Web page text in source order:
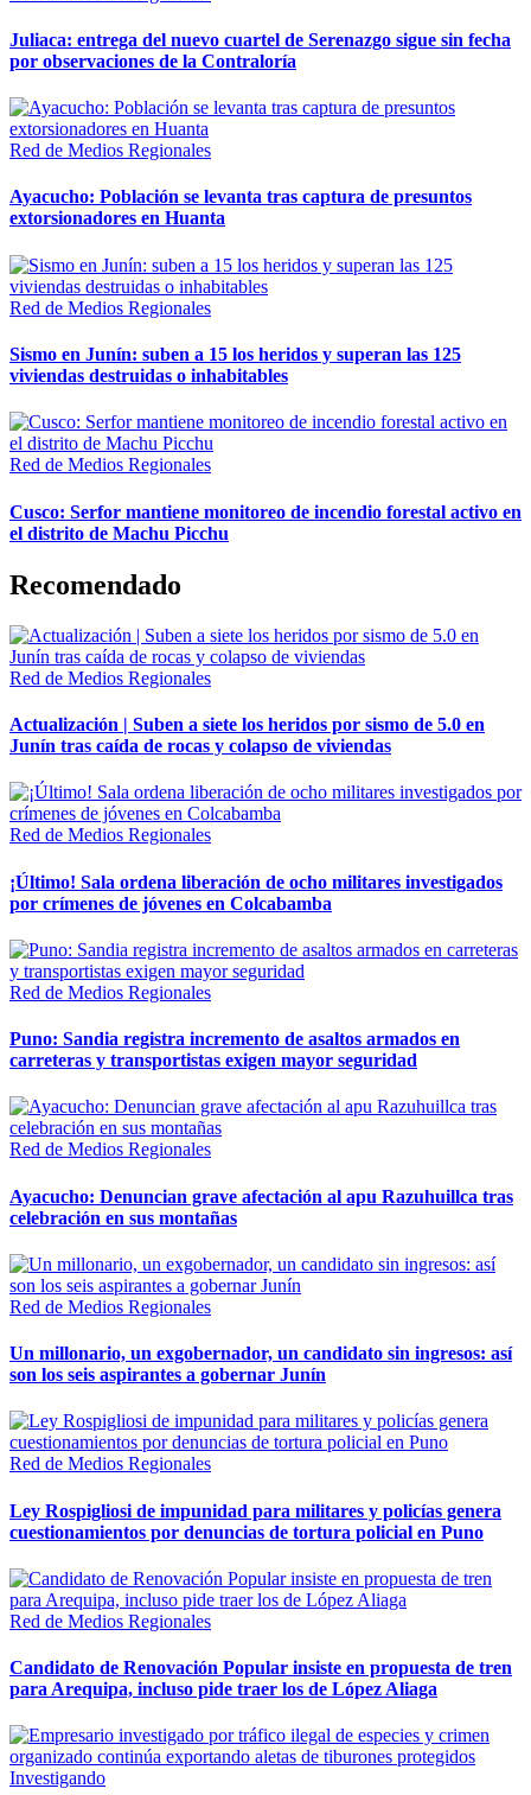
Juliaca: entrega del nuevo cuartel de Serenazgo sigue sin fecha
por observaciones de la Contraloría
Red de Medios Regionales
Ayacucho: Población se levanta tras captura de presuntos
extorsionadores en Huanta
Red de Medios Regionales
Sismo en Junín: suben a 15 los heridos y superan las 125
viviendas destruidas o inhabitables
Red de Medios Regionales
Cusco: Serfor mantiene monitoreo de incendio forestal activo en
el distrito de Machu Picchu
Recomendado
Red de Medios Regionales
Actualización | Suben a siete los heridos por sismo de 5.0 en
Junín tras caída de rocas y colapso de viviendas
Red de Medios Regionales
¡Último! Sala ordena liberación de ocho militares investigados
por crímenes de jóvenes en Colcabamba
Red de Medios Regionales
Puno: Sandia registra incremento de asaltos armados en
carreteras y transportistas exigen mayor seguridad
Red de Medios Regionales
Ayacucho: Denuncian grave afectación al apu Razuhuillca tras
celebración en sus montañas
Red de Medios Regionales
Un millonario, un exgobernador, un candidato sin ingresos: así
son los seis aspirantes a gobernar Junín
Red de Medios Regionales
Ley Rospigliosi de impunidad para militares y policías genera
cuestionamientos por denuncias de tortura policial en Puno
Red de Medios Regionales
Candidato de Renovación Popular insiste en propuesta de tren
para Arequipa, incluso pide traer los de López Aliaga
Investigando